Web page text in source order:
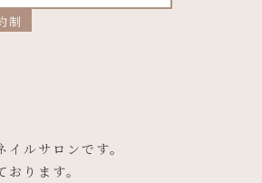
制
ルサロンです。
ります。